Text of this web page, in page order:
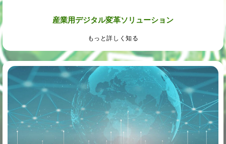
産業用デジタル変革ソリューション
もっと詳しく知る